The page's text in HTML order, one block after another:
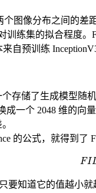
个图像分布之间
练集的拟合程度
自预训练
存储了生成模型随机
一个 2048 维的向量
的公式，就得到了
要知道它的值越小